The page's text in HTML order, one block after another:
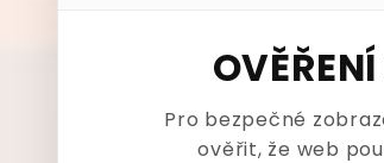
Pro bezpečné
ověřit, že web